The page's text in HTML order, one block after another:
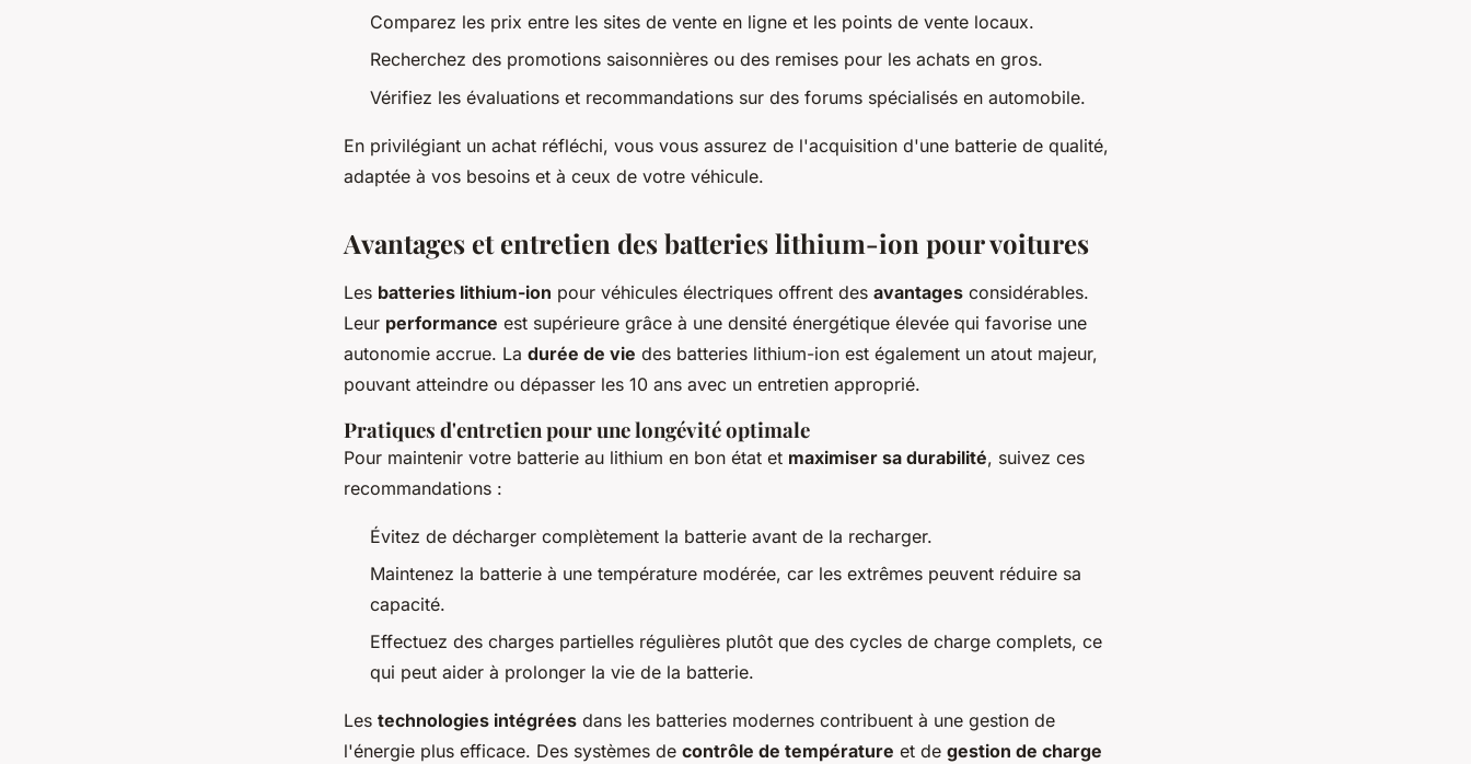
Comparez les prix entre les sites de vente en ligne et les points de vente locaux.
Recherchez des promotions saisonnières ou des remises pour les achats en gros.
Vérifiez les évaluations et recommandations sur des forums spécialisés en automobile.
En privilégiant un achat réfléchi, vous vous assurez de l'acquisition d'une batterie de qualité,
adaptée à vos besoins et à ceux de votre véhicule.
Avantages et entretien des batteries lithium-ion pour voitures
Les batteries lithium-ion pour véhicules électriques offrent des avantages considérables.
Leur performance est supérieure grâce à une densité énergétique élevée qui favorise une
autonomie accrue. La durée de vie des batteries lithium-ion est également un atout majeur,
pouvant atteindre ou dépasser les 10 ans avec un entretien approprié.
Pratiques d'entretien pour une longévité optimale
Pour maintenir votre batterie au lithium en bon état et maximiser sa durabilité, suivez ces
recommandations :
Évitez de décharger complètement la batterie avant de la recharger.
Maintenez la batterie à une température modérée, car les extrêmes peuvent réduire sa
capacité.
Effectuez des charges partielles régulières plutôt que des cycles de charge complets, ce
qui peut aider à prolonger la vie de la batterie.
Les technologies intégrées dans les batteries modernes contribuent à une gestion de
l'énergie plus efficace. Des systèmes de contrôle de température et de gestion de charge